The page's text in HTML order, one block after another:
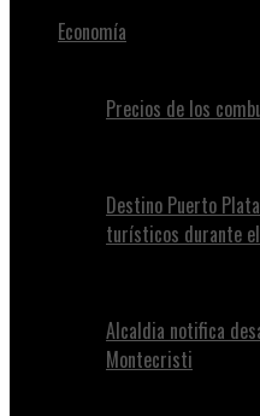
Economía
Precios de los
Destino Puerto
turísticos durante
Alcaldia notifica
Montecristi